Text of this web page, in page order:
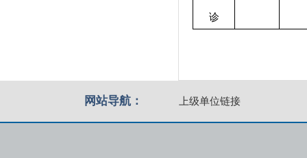
诊
网站导航： 上级单位链接